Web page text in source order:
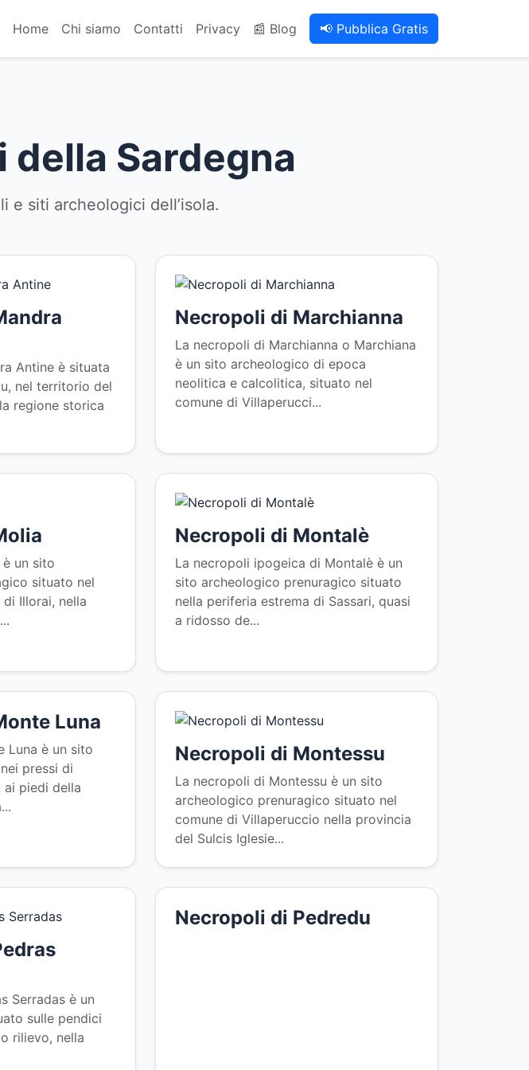
Home Chi siamo Contatti Privacy 📰 Blog 📢 Pubblica Gratis
della Sardegna
e siti archeologici dell’isola.
Antine è situata
nel territorio del
regione storica
Necropoli di Marchianna
La necropoli di Marchianna o Marchiana
è un sito archeologico di epoca
neolitica e calcolitica, situato nel
comune di Villaperucci...
un sito
situato nel
Illorai, nella
Necropoli di Montalè
La necropoli ipogeica di Montalè è un
sito archeologico prenuragico situato
nella periferia estrema di Sassari, quasi
a ridosso de...
Luna
Luna è un sito
pressi di
ai piedi della
Necropoli di Montessu
La necropoli di Montessu è un sito
archeologico prenuragico situato nel
comune di Villaperuccio nella provincia
del Sulcis Iglesie...
Serradas è un
sulle pendici
rilievo, nella
Necropoli di Pedredu